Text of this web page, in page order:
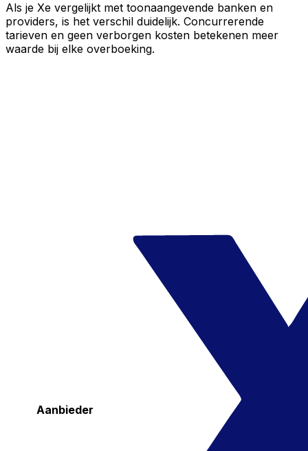
Als je Xe vergelijkt met toonaangevende banken en
providers, is het verschil duidelijk. Concurrerende
tarieven en geen verborgen kosten betekenen meer
waarde bij elke overboeking.
Aanbieder